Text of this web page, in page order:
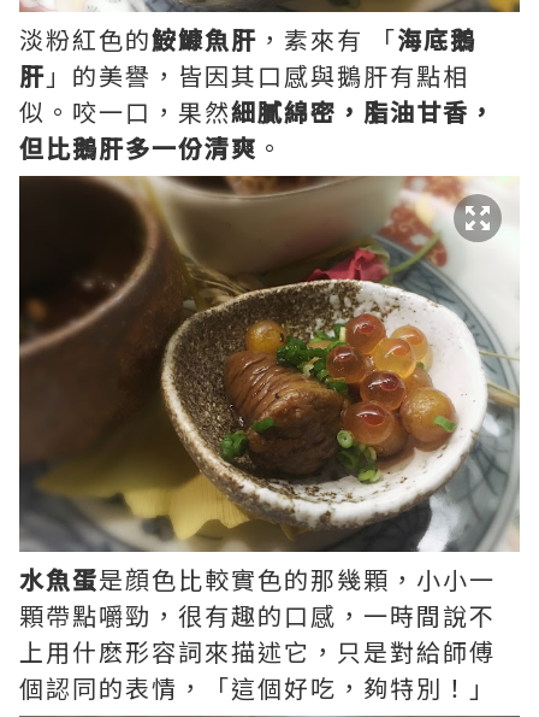
淡粉紅色的鮟鱇魚肝 ，素來有 ​「海底鵝
肝 」的美譽，皆因其口感與鵝肝有點相
似。咬一口，果然細膩綿密，脂油甘香，
但比鵝肝多一份清爽 。
水魚蛋是顔色比較實色的那幾顆，小小一
顆帶點嚼勁，很有趣的口感，一時間說不
上用什麽形容詞來描述它，只是對給師傅
個認同的表情，「這個好吃，夠特別！」